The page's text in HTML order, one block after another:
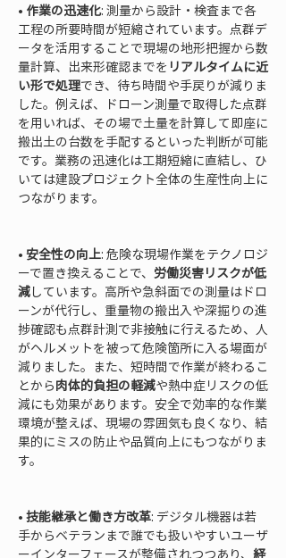
• 作業の迅速化: 測量から設計・検査まで各
工程の所要時間が短縮されています。点群デ
ータを活用することで現場の地形把握から数
量計算、出来形確認までを リアルタイムに近
い形で処理でき、待ち時間や手戻りが減りま
した。例えば、ドローン測量で取得した点群
を用いれば、その場で土量を計算して即座に
搬出土の台数を手配するといった判断が可能
です。業務の迅速化は工期短縮に直結し、ひ
いては建設プロジェクト全体の生産性向上に
つながります。
• 安全性の向上: 危険な現場作業をテクノロジ
ーで置き換えることで、 労働災害リスクが低
減しています。高所や急斜面での測量はドロ
ーンが代行し、重量物の搬出入や深掘りの進
捗確認も点群計測で非接触に行えるため、人
がヘルメットを被って危険箇所に入る場面が
減りました。また、短時間で作業が終わるこ
とから肉体的負担の軽減や熱中症リスクの低
減にも効果があります。安全で効率的な作業
環境が整えば、現場の雰囲気も良くなり、結
果的にミスの防止や品質向上にもつながりま
す。
• 技能継承と働き方改革: デジタル機器は若
手からベテランまで誰でも扱いやすいユーザ
ーインターフェースが整備されつつあり、 経